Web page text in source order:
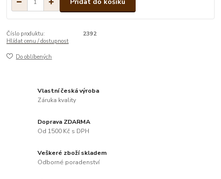
Přidat do košíku
Číslo produktu:
2392
Hlídat cenu / dostupnost
Do oblíbených
Vlastní česká výroba
Záruka kvality
Doprava ZDARMA
Od 1500 Kč s DPH
Veškeré zboží skladem
Odborné poradenství